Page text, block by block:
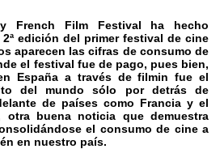
French Film Festival ha hecho
edición del primer festival de cine
aparecen las cifras de consumo de
el festival fue de pago, pues bien,
España a través defilminfue el
del mundo sólo por detrás de
de países como Francia y el
otra buena noticia que demuestra
el consumo de cine a
en nuestro país.